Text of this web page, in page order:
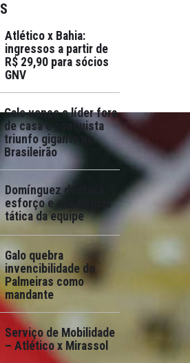
Atlético x Bahia:
ingressos a partir de
R$ 29,90 para sócios
GNV
Galo vence o líder fora
de casa e conquista
triunfo gigante no
Brasileirão
Domínguez destaca
esforço e obediência
tática da equipe
Galo quebra
invencibilidade do
Palmeiras como
mandante
Serviço de Mobilidade
– Atlético x Mirassol